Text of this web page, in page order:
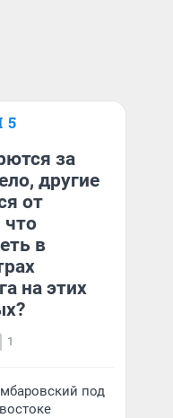
5
за
другие
от
что
в
на этих
1
под